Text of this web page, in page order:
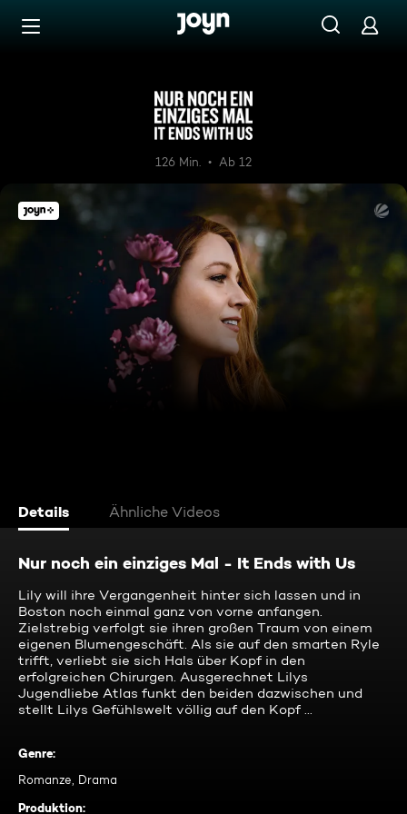
Zum Inhalt springen
Nur noch ein einziges Mal - It
126 Min. Ab 12
Details Ähnliche Videos
Nur noch ein einziges Mal - It Ends with Us
Lily will ihre Vergangenheit hinter sich lassen und in
Boston noch einmal ganz von vorne anfangen.
Zielstrebig verfolgt sie ihren großen Traum von einem
eigenen Blumengeschäft. Als sie auf den smarten Ryle
trifft, verliebt sie sich Hals über Kopf in den
erfolgreichen Chirurgen. Ausgerechnet Lilys
Jugendliebe Atlas funkt den beiden dazwischen und
stellt Lilys Gefühlswelt völlig auf den Kopf ...
Genre:
Romanze, Drama
Produktion: